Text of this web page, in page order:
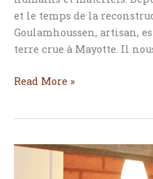
et le temps de la
Goulamhoussen, artisan,
terre crue à Mayotte. Il
Read More »
La